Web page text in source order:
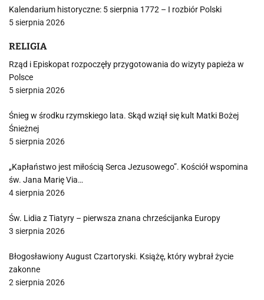
Kalendarium historyczne: 5 sierpnia 1772 – I rozbiór Polski
5 sierpnia 2026
RELIGIA
Rząd i Episkopat rozpoczęły przygotowania do wizyty papieża w
Polsce
5 sierpnia 2026
Śnieg w środku rzymskiego lata. Skąd wziął się kult Matki Bożej
Śnieżnej
5 sierpnia 2026
„Kapłaństwo jest miłością Serca Jezusowego”. Kościół wspomina
św. Jana Marię Via…
4 sierpnia 2026
Św. Lidia z Tiatyry – pierwsza znana chrześcijanka Europy
3 sierpnia 2026
Błogosławiony August Czartoryski. Książę, który wybrał życie
zakonne
2 sierpnia 2026